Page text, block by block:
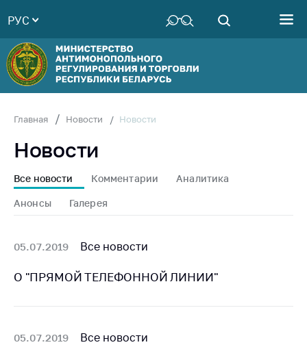
Руководство
Структура
Министерства
Территориальные
Законодательство
Антикоррупционная
деятельность
совет
Соискателям
универсальная
РУС
Главная Новости Новости
Новости
Все новости Комментарии Аналитика
Анонсы Галерея
05.07.2019 Все новости
О "ПРЯМОЙ ТЕЛЕФОННОЙ ЛИНИИ"
05.07.2019 Все новости